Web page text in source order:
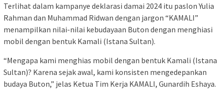
Terlihat dalam kampanye deklarasi damai 2024 itu paslon Yulia
Rahman dan Muhammad Ridwan dengan jargon “KAMALI”
menampilkan nilai-nilai kebudayaan Buton dengan menghiasi
mobil dengan bentuk Kamali (Istana Sultan).
“Mengapa kami menghias mobil dengan bentuk Kamali (Istana
Sultan)? Karena sejak awal, kami konsisten mengedepankan
budaya Buton,” jelas Ketua Tim Kerja KAMALI, Gunardih Eshaya.